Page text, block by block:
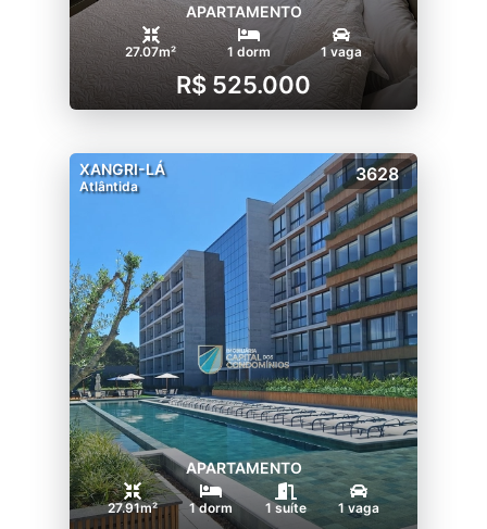
APARTAMENTO
27.07m² 1 dorm 1 vaga
R$ 525.000
XANGRI-LÁ
Atlântida
3628
APARTAMENTO
27.91m² 1 dorm 1 suíte 1 vaga